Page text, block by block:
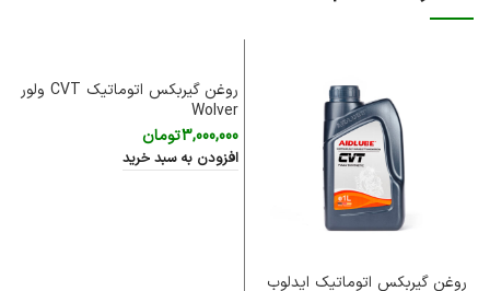
روغن گیربکس اتوماتیک ایدلوب
روغن گیربکس اتوماتیک CVT ولور
Wolver
3,000,000تومان
افزودن به سبد خرید